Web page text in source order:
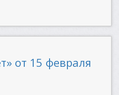
от 15 февраля